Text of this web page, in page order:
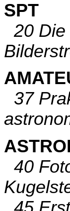
SPT
20 Die
37
40